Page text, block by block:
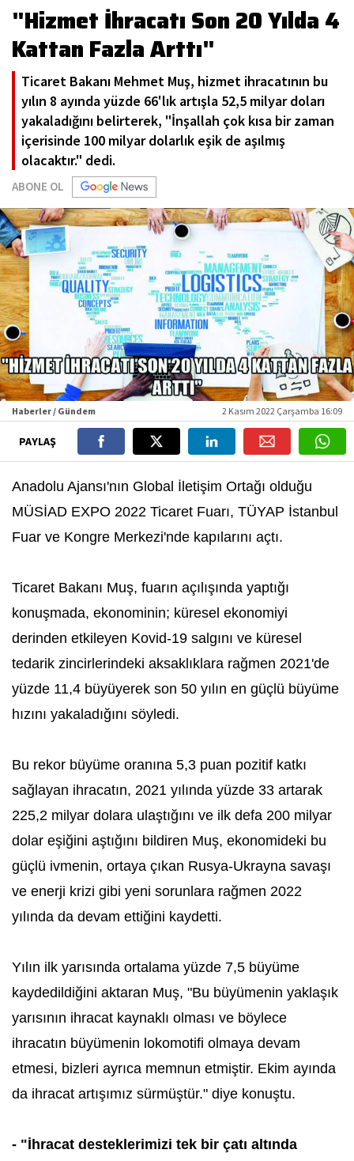
"Hizmet İhracatı Son 20 Yılda 4
Kattan Fazla Arttı"
Ticaret Bakanı Mehmet Muş, hizmet ihracatının bu
yılın 8 ayında yüzde 66'lık artışla 52,5 milyar doları
yakaladığını belirterek, "İnşallah çok kısa bir zaman
içerisinde 100 milyar dolarlık eşik de aşılmış
olacaktır." dedi.
ABONE OL
Haberler / Gündem 2 Kasım 2022 Çarşamba 16:09
PAYLAŞ
Anadolu Ajansı'nın Global İletişim Ortağı olduğu
MÜSİAD EXPO 2022 Ticaret Fuarı, TÜYAP İstanbul
Fuar ve Kongre Merkezi'nde kapılarını açtı.
Ticaret Bakanı Muş, fuarın açılışında yaptığı
konuşmada, ekonominin; küresel ekonomiyi
derinden etkileyen Kovid-19 salgını ve küresel
tedarik zincirlerindeki aksaklıklara rağmen 2021'de
yüzde 11,4 büyüyerek son 50 yılın en güçlü büyüme
hızını yakaladığını söyledi.
Bu rekor büyüme oranına 5,3 puan pozitif katkı
sağlayan ihracatın, 2021 yılında yüzde 33 artarak
225,2 milyar dolara ulaştığını ve ilk defa 200 milyar
dolar eşiğini aştığını bildiren Muş, ekonomideki bu
güçlü ivmenin, ortaya çıkan Rusya-Ukrayna savaşı
ve enerji krizi gibi yeni sorunlara rağmen 2022
yılında da devam ettiğini kaydetti.
Yılın ilk yarısında ortalama yüzde 7,5 büyüme
kaydedildiğini aktaran Muş, "Bu büyümenin yaklaşık
yarısının ihracat kaynaklı olması ve böylece
ihracatın büyümenin lokomotifi olmaya devam
etmesi, bizleri ayrıca memnun etmiştir. Ekim ayında
da ihracat artışımız sürmüştür." diye konuştu.
- "İhracat desteklerimizi tek bir çatı altında